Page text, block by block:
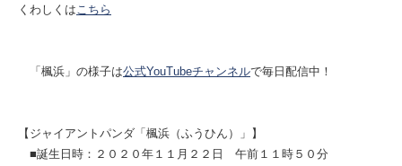
くわしくは こちら
「楓浜」の様子は公式YouTubeチャンネルで毎日配信中！
【ジャイアントパンダ「楓浜（ふうひん）」】
■誕生日時：２０２０年１１月２２日 午前１１時５０分